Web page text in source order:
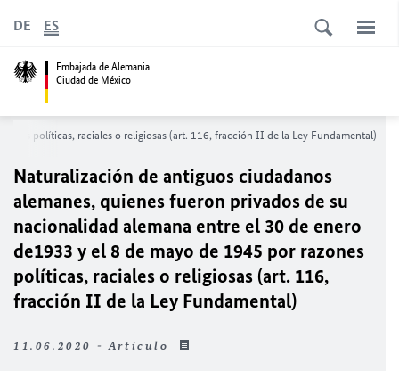
Embajada de Alemania
Ciudad de México
DE ES
políticas, raciales o religiosas (art. 116, fracción II de la Ley Fundamental)
Naturalización de antiguos ciudadanos
alemanes, quienes fueron privados de su
nacionalidad alemana entre el 30 de enero
de1933 y el 8 de mayo de 1945 por razones
políticas, raciales o religiosas (art. 116,
fracción II de la Ley Fundamental)
11.06.2020 - Artículo